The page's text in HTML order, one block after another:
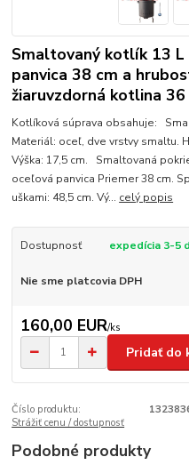
Smaltovaný kotlík 13
panvica 38 cm a
žiaruvzdorná kotlina 36
Kotlíková súprava obsahuje:
Materiál: oceľ, dve vrstvy smaltu.
Výška: 17,5 cm. Smaltovaná
oceľová panvica Priemer 38 cm.
uškami: 48,5 cm. Vý... celý popis
Dostupnosť expedícia 3-5
Nie sme platcovia DPH
160,00 EUR/ks
Pridať do
Číslo produktu:
Strážiť cenu / dostupnosť
Podobné produkty